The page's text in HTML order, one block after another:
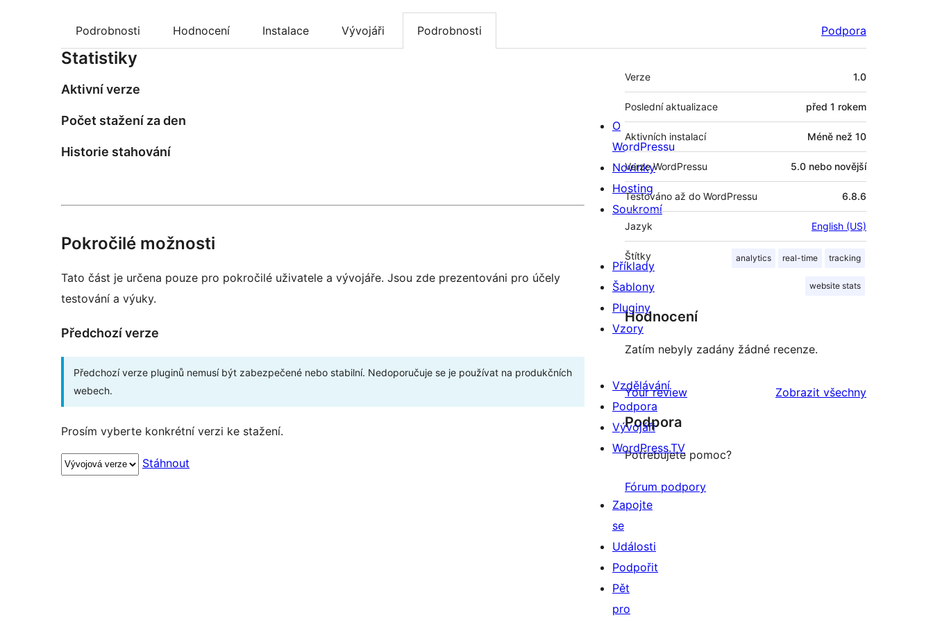
Podrobnosti Hodnocení Instalace Vývojáři Podrobnosti Podpora
Statistiky
Aktivní verze
Počet stažení za den
Historie stahování
Pokročilé možnosti
Tato část je určena pouze pro pokročilé uživatele a vývojáře. Jsou zde prezentováni pro účely
testování a výuky.
Předchozí verze
Předchozí verze pluginů nemusí být zabezpečené nebo stabilní. Nedoporučuje se je používat na produkčních
webech.
Prosím vyberte konkrétní verzi ke stažení.
Stáhnout
Meta
Verze 1.0
Poslední aktualizace před 1 rokem
Aktivních instalací Méně než 10
Verze WordPressu 5.0 nebo novější
Testováno až do WordPressu 6.8.6
Jazyk English (US)
Štítky analytics real-time tracking
website stats
Hodnocení
Zatím nebyly zadány žádné recenze.
Your review Zobrazit všechnyrecenze
Podpora
Potřebujete pomoc?
Fórum podpory
O
WordPressu
Novinky
Hosting
Soukromí
Příklady
Šablony
Pluginy
Vzory
Vzdělávání
Podpora
Vývojáři
WordPress.TV
Zapojte
se
Události
Podpořit
Pět
pro